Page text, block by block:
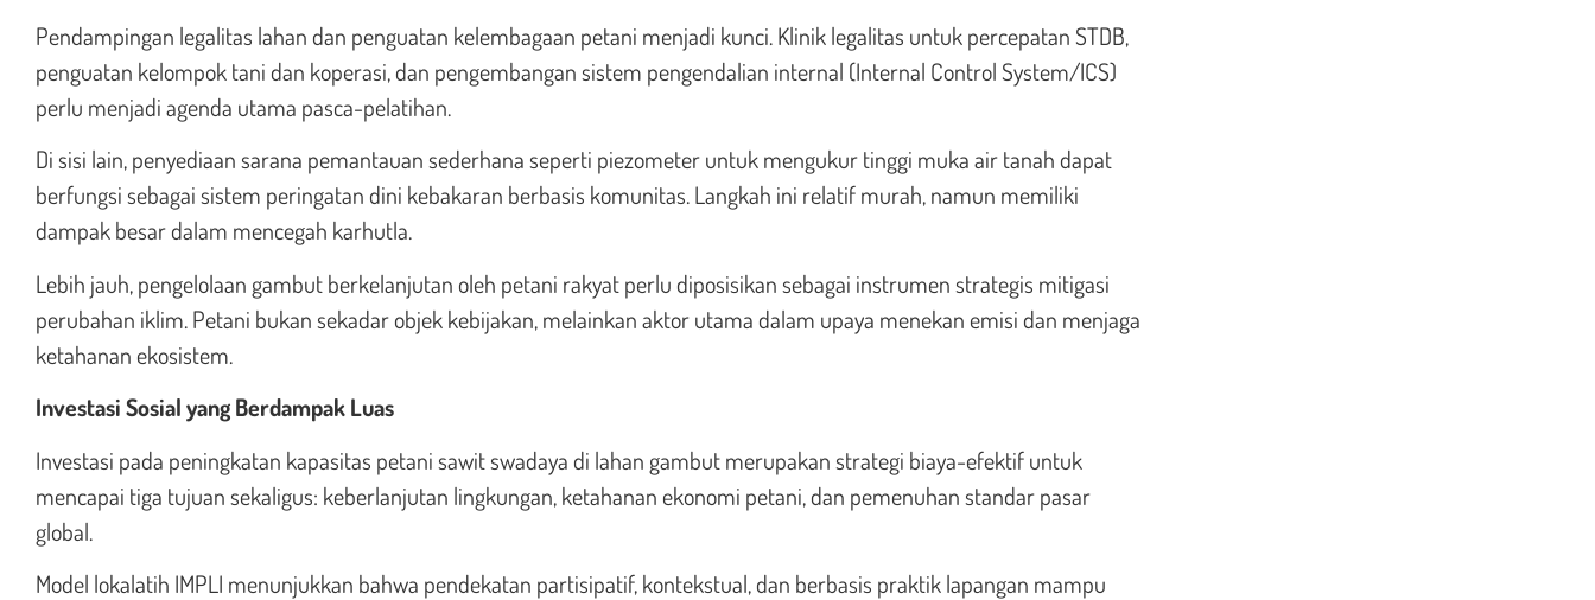
Pendampingan legalitas lahan dan penguatan kelembagaan petani menjadi kunci. Klinik legalitas untuk percepatan STDB,
penguatan kelompok tani dan koperasi, dan pengembangan sistem pengendalian internal (Internal Control System/ICS)
perlu menjadi agenda utama pasca-pelatihan.
Di sisi lain, penyediaan sarana pemantauan sederhana seperti piezometer untuk mengukur tinggi muka air tanah dapat
berfungsi sebagai sistem peringatan dini kebakaran berbasis komunitas. Langkah ini relatif murah, namun memiliki
dampak besar dalam mencegah karhutla.
Lebih jauh, pengelolaan gambut berkelanjutan oleh petani rakyat perlu diposisikan sebagai instrumen strategis mitigasi
perubahan iklim. Petani bukan sekadar objek kebijakan, melainkan aktor utama dalam upaya menekan emisi dan menjaga
ketahanan ekosistem.
Investasi Sosial yang Berdampak Luas
Investasi pada peningkatan kapasitas petani sawit swadaya di lahan gambut merupakan strategi biaya-efektif untuk
mencapai tiga tujuan sekaligus: keberlanjutan lingkungan, ketahanan ekonomi petani, dan pemenuhan standar pasar
global.
Model lokalatih IMPLI menunjukkan bahwa pendekatan partisipatif, kontekstual, dan berbasis praktik lapangan mampu